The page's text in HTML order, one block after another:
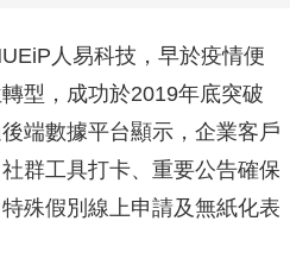
人易科技，早於疫情便
型，成功於2019年底突破
端數據平台顯示，企業客戶
群工具打卡、重要公告確保
殊假別線上申請及無紙化表